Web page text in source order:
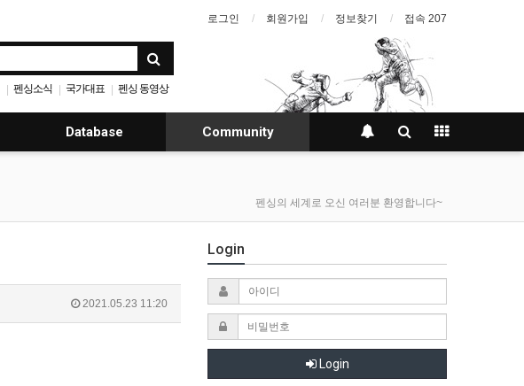
로그인 회원가입 정보찾기 접속 207
| 펜싱소식 | 국가대표 | 펜싱 동영상
Database Community
펜싱의 세계로 오신 여러분 환영합니다~
2021.05.23 11:20
Login
Login